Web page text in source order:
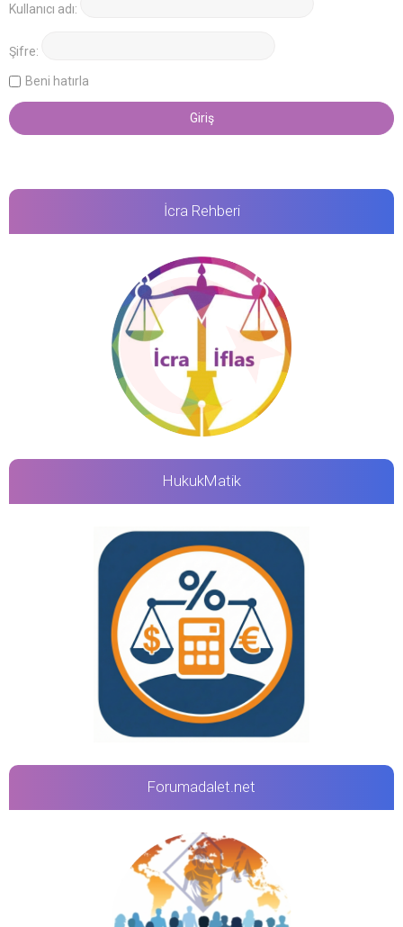
Kullanıcı adı:
Şifre:
Beni hatırla
İcra Rehberi
HukukMatik
Forumadalet.net